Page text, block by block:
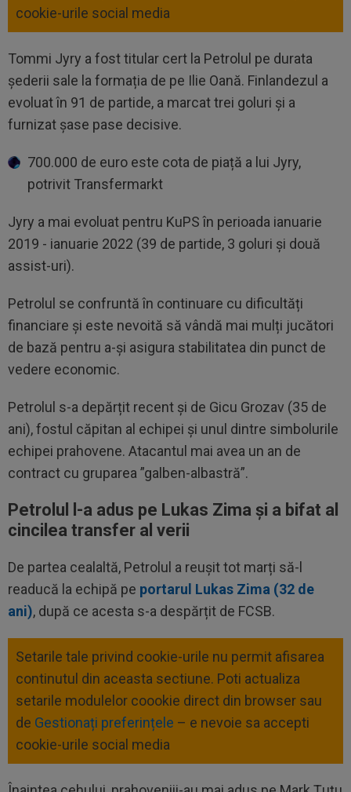
cookie-urile social media
Tommi Jyry a fost titular cert la Petrolul pe durata
șederii sale la formația de pe Ilie Oană. Finlandezul a
evoluat în 91 de partide, a marcat trei goluri și a
furnizat șase pase decisive.
700.000 de euro este cota de piață a lui Jyry,
potrivit Transfermarkt
Jyry a mai evoluat pentru KuPS în perioada ianuarie
2019 - ianuarie 2022 (39 de partide, 3 goluri și două
assist-uri).
Petrolul se confruntă în continuare cu dificultăți
financiare și este nevoită să vândă mai mulți jucători
de bază pentru a-și asigura stabilitatea din punct de
vedere economic.
Petrolul s-a depărțit recent și de Gicu Grozav (35 de
ani), fostul căpitan al echipei și unul dintre simbolurile
echipei prahovene. Atacantul mai avea un an de
contract cu gruparea ”galben-albastră”.
Petrolul l-a adus pe Lukas Zima și a bifat al
cincilea transfer al verii
De partea cealaltă, Petrolul a reușit tot marți să-l
readucă la echipă pe portarul Lukas Zima (32 de
ani), după ce acesta s-a despărțit de FCSB.
Setarile tale privind cookie-urile nu permit afisarea
continutul din aceasta sectiune. Poti actualiza
setarile modulelor coookie direct din browser sau
de Gestionați preferințele – e nevoie sa accepti
cookie-urile social media